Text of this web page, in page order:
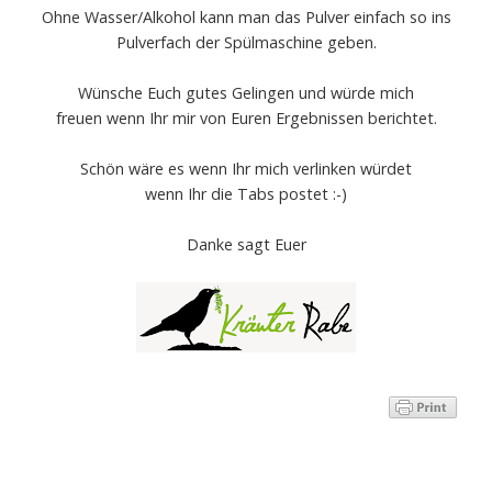
Ohne Wasser/Alkohol kann man das Pulver einfach so ins
Pulverfach der Spülmaschine geben.
Wünsche Euch gutes Gelingen und würde mich
freuen wenn Ihr mir von Euren Ergebnissen berichtet.
Schön wäre es wenn Ihr mich verlinken würdet
wenn Ihr die Tabs postet :-)
Danke sagt Euer